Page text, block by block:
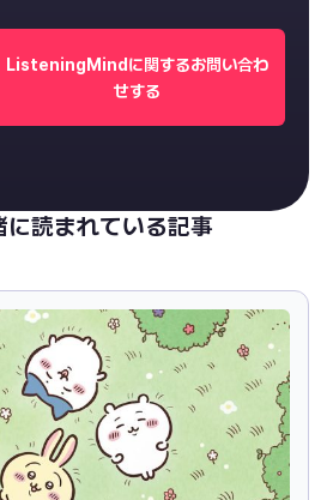
ListeningMindに関するお問い合わ
せする
に読まれている記事